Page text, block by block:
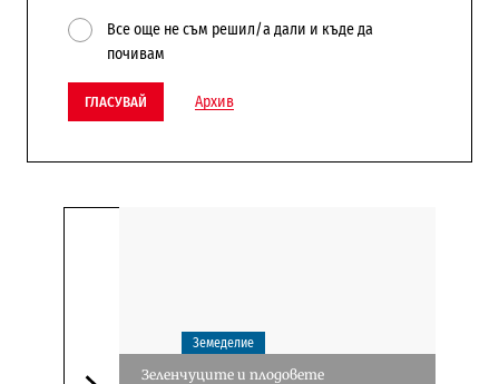
Все още не съм решил/а дали и къде да
почивам
ГЛАСУВАЙ Архив
Земеделие
Зеленчуците и плодовете